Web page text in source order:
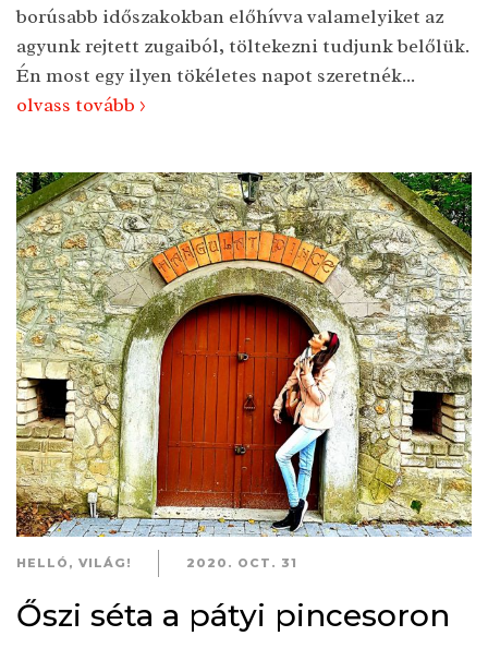
borúsabb időszakokban előhívva valamelyiket az
agyunk rejtett zugaiból, töltekezni tudjunk belőlük.
Én most egy ilyen tökéletes napot szeretnék...
olvass tovább >
HELLÓ, VILÁG! 2020. OCT. 31
Őszi séta a pátyi pincesoron